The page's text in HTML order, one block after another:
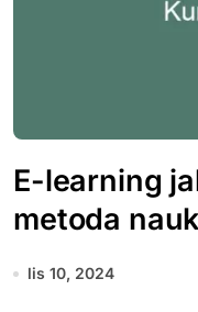
E-learning
metoda
lis 10, 2024